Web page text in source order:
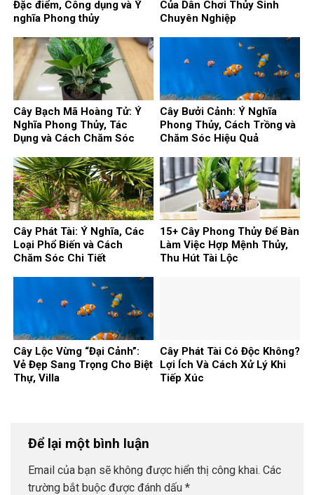
Đặc điểm, Công dụng và Ý
nghĩa Phong thủy
Của Dân Chơi Thủy Sinh
Chuyên Nghiệp
Cây Bạch Mã Hoàng Tử: Ý
Nghĩa Phong Thủy, Tác
Dụng và Cách Chăm Sóc
Cây Bưởi Cảnh: Ý Nghĩa
Phong Thủy, Cách Trồng và
Chăm Sóc Hiệu Quả
Cây Phát Tài: Ý Nghĩa, Các
Loại Phổ Biến và Cách
Chăm Sóc Chi Tiết
15+ Cây Phong Thủy Để Bàn
Làm Việc Hợp Mệnh Thủy,
Thu Hút Tài Lộc
Cây Lộc Vừng “Đại Cảnh”:
Vẻ Đẹp Sang Trọng Cho Biệt
Thự, Villa
Cây Phát Tài Có Độc Không?
Lợi Ích Và Cách Xử Lý Khi
Tiếp Xúc
Để lại một bình luận
Email của bạn sẽ không được hiển thị công khai. Các
trường bắt buộc được đánh dấu *